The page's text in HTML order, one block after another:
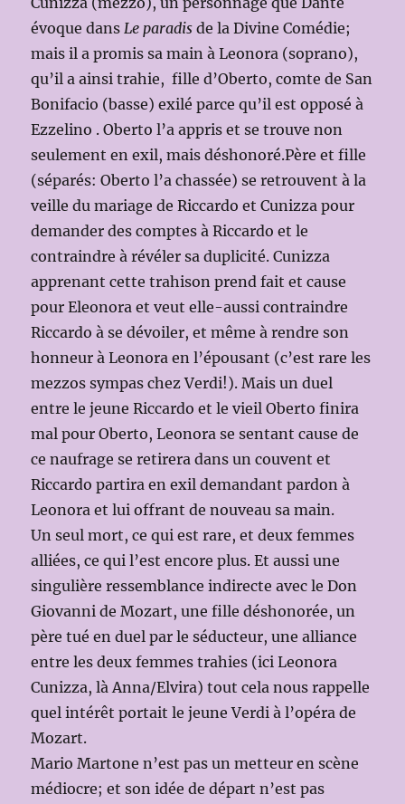
évoque dansLe paradis de la Divine Comédie;
mais il a promis sa main à Leonora (soprano),
qu’il a ainsi trahie, fille d’Oberto, comte de San
Bonifacio (basse) exilé parce qu’il est opposé à
Ezzelino . Oberto l’a appris et se trouve non
seulement en exil, mais déshonoré.Père et fille
(séparés: Oberto l’a chassée) se retrouvent à la
veille du mariage de Riccardo et Cunizza pour
demander des comptes à Riccardo et le
contraindre à révéler sa duplicité. Cunizza
apprenant cette trahison prend fait et cause
pour Eleonora et veut elle-aussi contraindre
Riccardo à se dévoiler, et même à rendre son
honneur à Leonora en l’épousant (c’est rare les
mezzos sympas chez Verdi!). Mais un duel
entre le jeune Riccardo et le vieil Oberto finira
mal pour Oberto, Leonora se sentant cause de
ce naufrage se retirera dans un couvent et
Riccardo partira en exil demandant pardon à
Leonora et lui offrant de nouveau sa main.
Un seul mort, ce qui est rare, et deux femmes
alliées, ce qui l’est encore plus. Et aussi une
singulière ressemblance indirecte avec le Don
Giovanni de Mozart, une fille déshonorée, un
père tué en duel par le séducteur, une alliance
entre les deux femmes trahies (ici Leonora
Cunizza, là Anna/Elvira) tout cela nous rappelle
quel intérêt portait le jeune Verdi à l’opéra de
Mozart.
Mario Martone n’est pas un metteur en scène
médiocre; et son idée de départ n’est pas